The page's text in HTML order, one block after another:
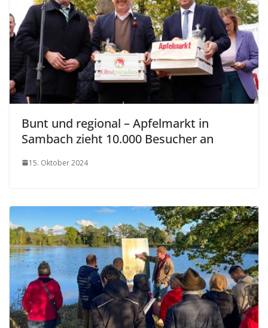
Bunt und regional – Apfelmarkt in
Sambach zieht 10.000 Besucher an
15. Oktober 2024